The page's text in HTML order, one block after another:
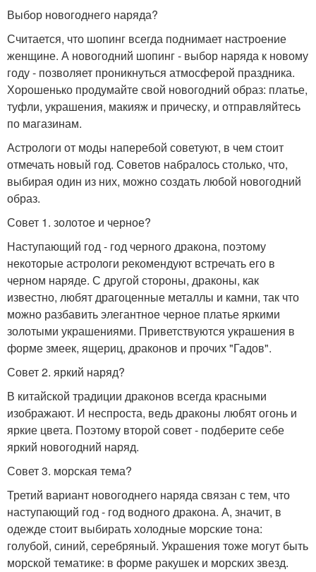
Выбор новогоднего наряда?
Считается, что шопинг всегда поднимает настроение
женщине. А новогодний шопинг - выбор наряда к новому
году - позволяет проникнуться атмосферой праздника.
Хорошенько продумайте свой новогодний образ: платье,
туфли, украшения, макияж и прическу, и отправляйтесь
по магазинам.
Астрологи от моды наперебой советуют, в чем стоит
отмечать новый год. Советов набралось столько, что,
выбирая один из них, можно создать любой новогодний
образ.
Совет 1. золотое и черное?
Наступающий год - год черного дракона, поэтому
некоторые астрологи рекомендуют встречать его в
черном наряде. С другой стороны, драконы, как
известно, любят драгоценные металлы и камни, так что
можно разбавить элегантное черное платье яркими
золотыми украшениями. Приветствуются украшения в
форме змеек, ящериц, драконов и прочих "Гадов".
Совет 2. яркий наряд?
В китайской традиции драконов всегда красными
изображают. И неспроста, ведь драконы любят огонь и
яркие цвета. Поэтому второй совет - подберите себе
яркий новогодний наряд.
Совет 3. морская тема?
Третий вариант новогоднего наряда связан с тем, что
наступающий год - год водного дракона. А, значит, в
одежде стоит выбирать холодные морские тона:
голубой, синий, серебряный. Украшения тоже могут быть
морской тематике: в форме ракушек и морских звезд.